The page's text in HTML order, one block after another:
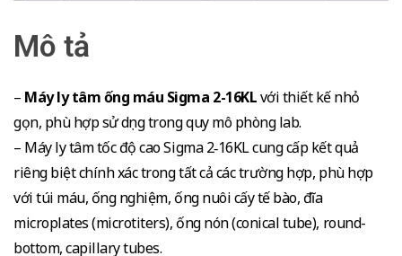
Mô tả
– Máy ly tâm ống máu Sigma 2-16KLvới thiết kế nhỏ
gọn, phù hợp sử dụng trong quy mô phòng lab.
– Máy ly tâm tốc độ cao Sigma 2‑16KL cung cấp kết quả
riêng biệt chính xác trong tất cả các trường hợp, phù hợp
với túi máu, ống nghiệm, ống nuôi cấy tế bào, đĩa
microplates (microtiters), ống nón (conical tube), round-
bottom, capillary tubes.